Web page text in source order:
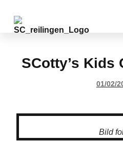
SCotty’s Kids
01/02/
Bild